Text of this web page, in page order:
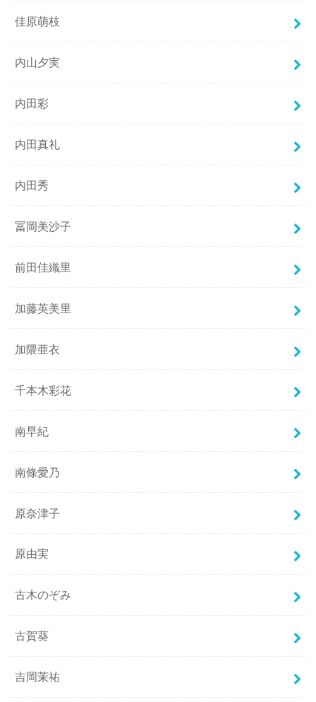
佳原萌枝
内山夕実
内田彩
内田真礼
内田秀
冨岡美沙子
前田佳織里
加藤英美里
加隈亜衣
千本木彩花
南早紀
南條愛乃
原奈津子
原由実
古木のぞみ
古賀葵
吉岡茉祐